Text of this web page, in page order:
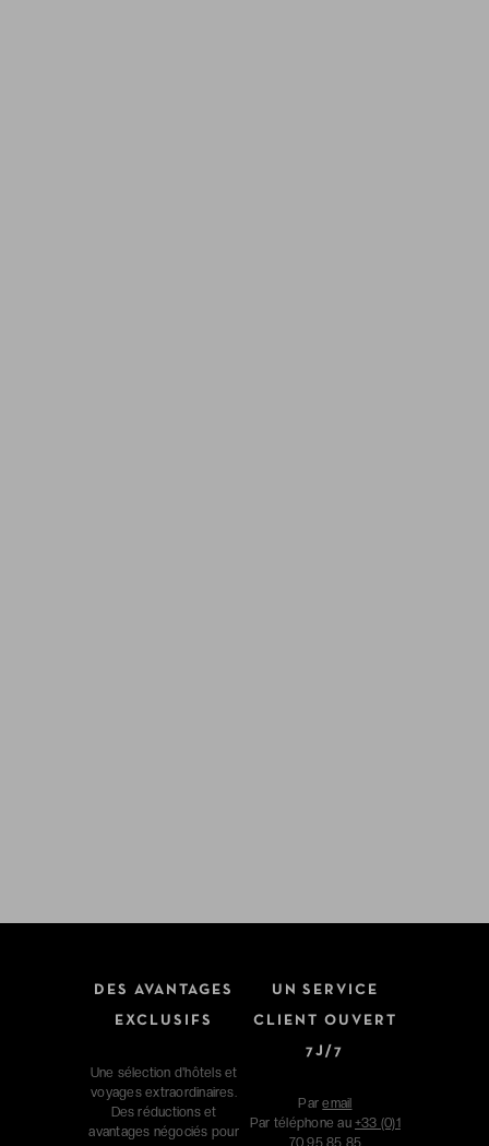
DES AVANTAGES
EXCLUSIFS
Une sélection d'hôtels et
voyages extraordinaires.
Des réductions et
avantages négociés pour
UN SERVICE
CLIENT OUVERT
7J/7
Paremail
Par téléphone au +33 (0)1
70 95 85 85